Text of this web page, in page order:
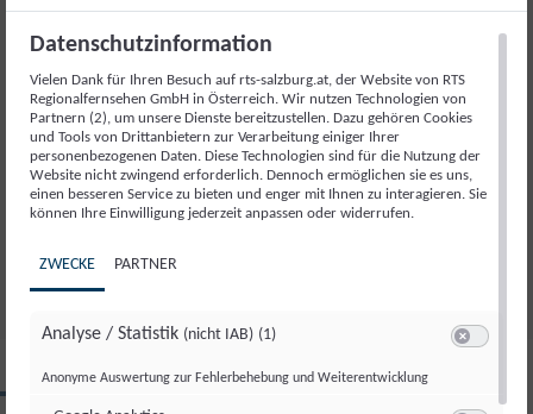
WASSERKRAFT WIE FRÜHER: DIE
GURRERMÜHLE ERZÄHLT
GESCHICHTE
CLIPS AUS DIESER REGION
Datenschutzinformation
Vielen Dank für Ihren Besuch auf rts-salzburg.at, der Website von RTS
Regionalfernsehen GmbH in Österreich. Wir nutzen Technologien von
Partnern (2), um unsere Dienste bereitzustellen. Dazu gehören Cookies
und Tools von Drittanbietern zur Verarbeitung einiger Ihrer
personenbezogenen Daten. Diese Technologien sind für die Nutzung der
Website nicht zwingend erforderlich. Dennoch ermöglichen sie es uns,
einen besseren Service zu bieten und enger mit Ihnen zu interagieren. Sie
können Ihre Einwilligung jederzeit anpassen oder widerrufen.
ZWECKE PARTNER
Analyse / Statistik (nicht IAB) (1)
Anonyme Auswertung zur Fehlerbehebung und Weiterentwicklung